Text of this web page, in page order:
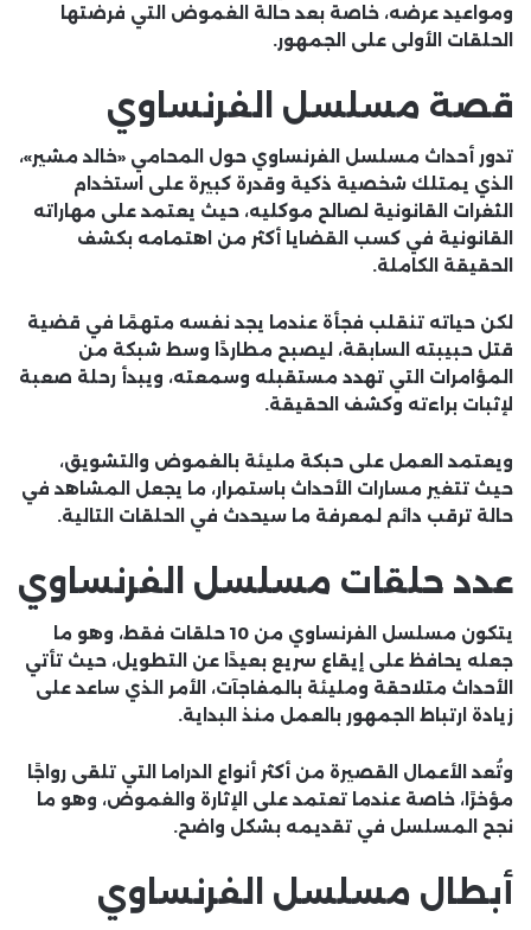
ومواعيد عرضه، خاصة بعد حالة الغموض التي فرضتها
الحلقات الأولى على الجمهور.
قصة مسلسل الفرنساوي
تدور أحداث مسلسل الفرنساوي حول المحامي «خالد مشير»،
الذي يمتلك شخصية ذكية وقدرة كبيرة على استخدام
الثغرات القانونية لصالح موكليه، حيث يعتمد على مهاراته
القانونية في كسب القضايا أكثر من اهتمامه بكشف
الحقيقة الكاملة.
لكن حياته تنقلب فجأة عندما يجد نفسه متهمًا في قضية
قتل حبيبته السابقة، ليصبح مطاردًا وسط شبكة من
المؤامرات التي تهدد مستقبله وسمعته، ويبدأ رحلة صعبة
لإثبات براءته وكشف الحقيقة.
ويعتمد العمل على حبكة مليئة بالغموض والتشويق،
حيث تتغير مسارات الأحداث باستمرار، ما يجعل المشاهد في
حالة ترقب دائم لمعرفة ما سيحدث في الحلقات التالية.
عدد حلقات مسلسل الفرنساوي
يتكون مسلسل الفرنساوي من 10 حلقات فقط، وهو ما
جعله يحافظ على إيقاع سريع بعيدًا عن التطويل، حيث تأتي
الأحداث متلاحقة ومليئة بالمفاجآت، الأمر الذي ساعد على
زيادة ارتباط الجمهور بالعمل منذ البداية.
وتُعد الأعمال القصيرة من أكثر أنواع الدراما التي تلقى رواجًا
مؤخرًا، خاصة عندما تعتمد على الإثارة والغموض، وهو ما
نجح المسلسل في تقديمه بشكل واضح.
أبطال مسلسل الفرنساوي